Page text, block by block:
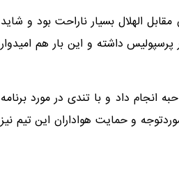
مقابل الهلال بسیار ناراحت بود و شاید
داشته و این بار هم امیدوار
انجام داد و با تندی در مورد برنامه
و حمایت هواداران این تیم نیز